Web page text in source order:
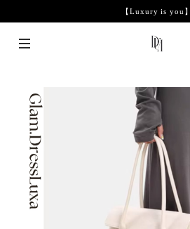
【Luxury is you】